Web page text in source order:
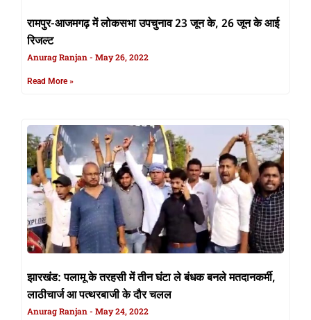
रामपुर-आजमगढ़ में लोकसभा उपचुनाव 23 जून के, 26 जून के आई
रिजल्ट
Anurag Ranjan May 26, 2022
Read More »
झारखंड: पलामू के तरहसी में तीन घंटा ले बंधक बनले मतदानकर्मी,
लाठीचार्ज आ पत्थरबाजी के दौर चलल
Anurag Ranjan May 24, 2022